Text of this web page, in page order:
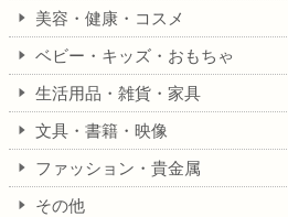
美容・健康・コスメ
ベビー・キッズ・おもちゃ
生活用品・雑貨・家具
文具・書籍・映像
ファッション・貴金属
その他